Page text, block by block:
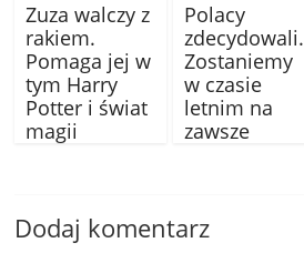
Zuza walczy z
rakiem.
Pomaga jej w
tym Harry
Potter i świat
magii
Polacy
zdecydowali.
Zostaniemy
w czasie
letnim na
zawsze
Dodaj komentarz